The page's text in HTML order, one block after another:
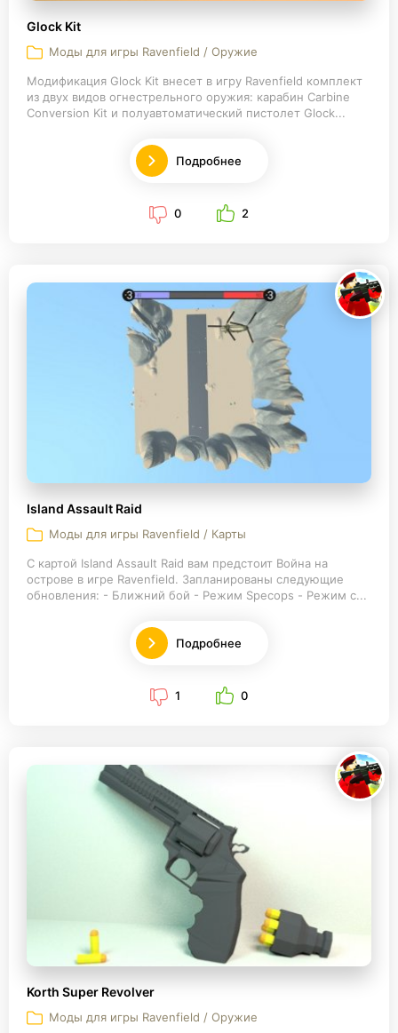
Glock Kit
Моды для игры Ravenfield / Оружие
Модификация Glock Kit внесет в игру Ravenfield комплект
из двух видов огнестрельного оружия: карабин Carbine
Conversion Kit и полуавтоматический пистолет Glock...
Подробнее
0 2
Island Assault Raid
Моды для игры Ravenfield / Карты
С картой Island Assault Raid вам предстоит Война на
острове в игре Ravenfield. Запланированы следующие
обновления: - Ближний бой - Режим Specops - Режим с...
Подробнее
1 0
Korth Super Revolver
Моды для игры Ravenfield / Оружие